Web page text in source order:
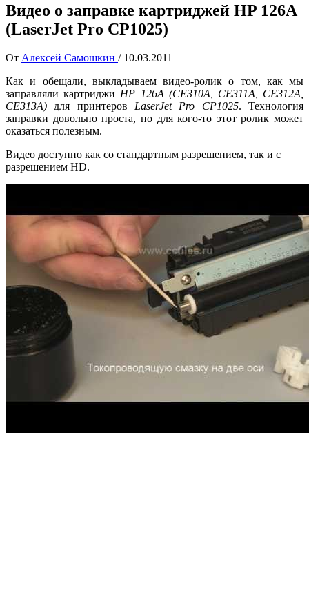
Видео о заправке картриджей HP 126A
(LaserJet Pro CP1025)
От Алексей Самошкин / 10.03.2011
Как и обещали, выкладываем видео-ролик о том, как мы
заправляли картриджиHP 126A (CE310A, CE311A, CE312A,
CE313A) для принтеров LaserJet Pro CP1025. Технология
заправки довольно проста, но для кого-то этот ролик может
оказаться полезным.
Видео доступно как со стандартным разрешением, так и с
разрешением HD.